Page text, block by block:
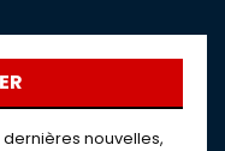
nouvelles,